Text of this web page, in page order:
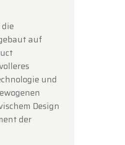
auf
und
Design
der